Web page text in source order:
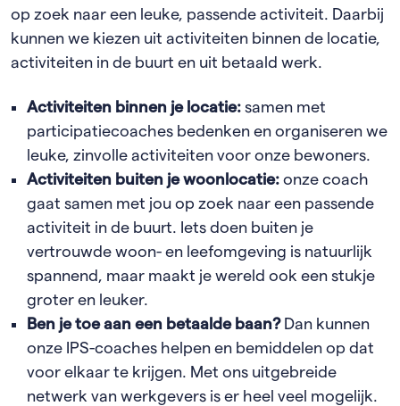
op zoek naar een leuke, passende activiteit. Daarbij
kunnen we kiezen uit activiteiten binnen de locatie,
activiteiten in de buurt en uit betaald werk.
Activiteiten binnen je locatie: samen met
participatiecoaches bedenken en organiseren we
leuke, zinvolle activiteiten voor onze bewoners.
Activiteiten buiten je woonlocatie: onze coach
gaat samen met jou op zoek naar een passende
activiteit in de buurt. Iets doen buiten je
vertrouwde woon- en leefomgeving is natuurlijk
spannend, maar maakt je wereld ook een stukje
groter en leuker.
Ben je toe aan een betaalde baan?Dan kunnen
onze IPS-coaches helpen en bemiddelen op dat
voor elkaar te krijgen. Met ons uitgebreide
netwerk van werkgevers is er heel veel mogelijk.